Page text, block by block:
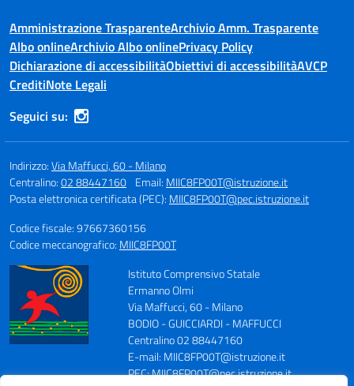
Amministrazione TrasparenteArchivio Amm. Trasparente
Albo onlineArchivio Albo onlinePrivacy Policy
Dichiarazione di accessibilitàObiettivi di accessibilitàAVCP
CreditiNote Legali
Seguici su:
Indirizzo:Via Maffucci, 60 - Milano
Centralino:02 88447160 Email: MIIC8FP00T@istruzione.it
Posta elettronica certificata (PEC): MIIC8FP00T@pec.istruzione.it
Codice fiscale: 97667360156
Codice meccanografico: MIIC8FP00T
Istituto Comprensivo Statale
Ermanno Olmi
Via Maffucci, 60 - Milano
BODIO - GUICCIARDI - MAFFUCCI
Centralino 02 88447160
E-mail: MIIC8FP00T@istruzione.it
PEC: MIIC8FP00T@pec.istruzione.it